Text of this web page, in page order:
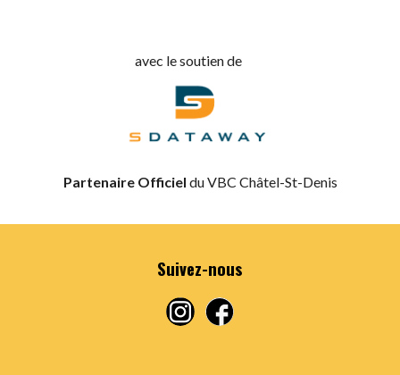
avec le soutien de
Partenaire Officiel du VBC Châtel-St-Denis
Suivez-nous